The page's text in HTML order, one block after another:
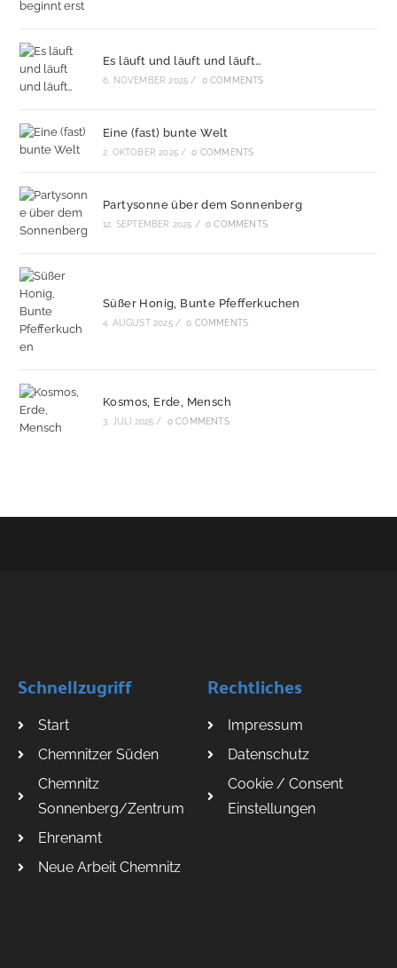
Es läuft und läuft und läuft…
6. NOVEMBER 2025 / 0 COMMENTS
Eine (fast) bunte Welt
2. OKTOBER 2025 / 0 COMMENTS
Partysonne über dem Sonnenberg
12. SEPTEMBER 2025 / 0 COMMENTS
Süßer Honig, Bunte Pfefferkuchen
4. AUGUST 2025 / 0 COMMENTS
Kosmos, Erde, Mensch
3. JULI 2025 / 0 COMMENTS
Schnellzugriff
Start
Chemnitzer Süden
Chemnitz
Sonnenberg/Zentrum
Ehrenamt
Neue Arbeit Chemnitz
Rechtliches
Impressum
Datenschutz
Cookie / Consent
Einstellungen